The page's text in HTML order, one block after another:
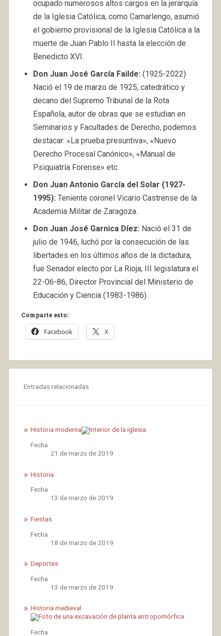
ocupado numerosos altos cargos en la jerarquía
de la Iglesia Católica, como Camarlengo, asumió
el gobierno provisional de la Iglesia Católica a la
muerte de Juan Pablo II hasta la elección de
Benedicto XVI.
Don Juan José García Failde: (1925-2022)
Nació el 19 de marzo de 1925, catedrático y
decano del Supremo Tribunal de la Rota
Española, autor de obras que se estudian en
Seminarios y Facultades de Derecho, podemos
destacar: «La prueba presuntiva», «Nuevo
Derecho Procesal Canónico», «Manual de
Psiquiatría Forense» etc.
Don Juan Antonio García del Solar (1927-
1995): Teniente coronel Vicario Castrense de la
Academia Militar de Zaragoza.
Don Juan José Garnica Díez: Nació el 31 de
julio de 1946, luchó por la consecución de las
libertades en los últimos años de la dictadura,
fue Senador electo por La Rioja, III legislatura el
22-06-86, Director Provincial del Ministerio de
Educación y Ciencia (1983-1986).
Comparte esto:
Facebook X
Entradas relacionadas
Historia moderna
Fecha
21 de marzo de 2019
Historia
Fecha
13 de marzo de 2019
Fiestas
Fecha
18 de marzo de 2019
Deportes
Fecha
13 de marzo de 2019
Historia medieval
Fecha